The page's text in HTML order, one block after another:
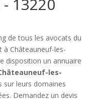
13220
de tous les avocats du
Châteauneuf-les-
disposition un annuaire
les-
sur leurs domaines
Demandez un devis